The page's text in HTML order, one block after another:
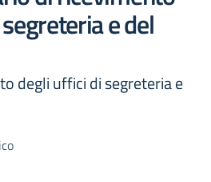
e del
degli uffici di segreteria e